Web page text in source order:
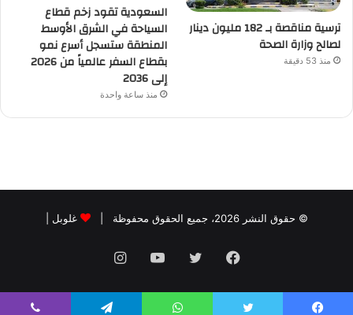
ترسية مناقصة بـ 182 مليون دينار
لصالح وزارة الصحة
منذ 53 دقيقة
السعودية تقود زخم قطاع
السياحة في الشرق الأوسط
المنطقة ستسجل أسرع نمو
بقطاع السفر عالمياً من 2026
إلى 2036
منذ ساعة واحدة
© حقوق النشر 2026، جميع الحقوق محفوظة | غلوبل
فيسبوك تويتر يوتيوب